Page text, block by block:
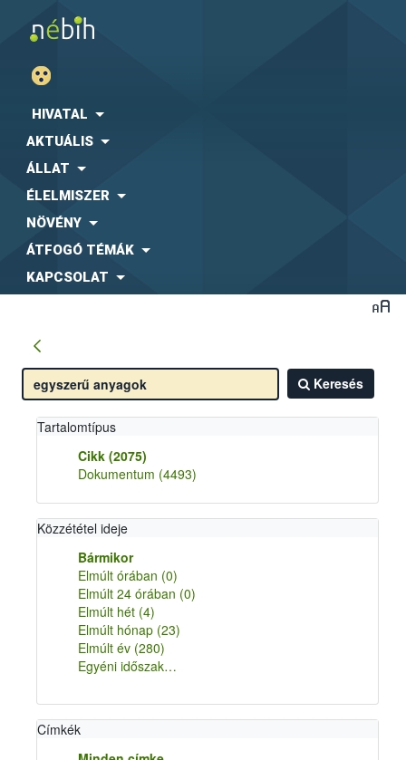
HIVATAL
AKTUÁLIS
ÁLLAT
ÉLELMISZER
NÖVÉNY
ÁTFOGÓ TÉMÁK
KAPCSOLAT
Keresés
Tartalomtípus
Cikk (2075)
Dokumentum (4493)
Közzététel ideje
Bármikor
Elmúlt órában (0)
Elmúlt 24 órában (0)
Elmúlt hét (4)
Elmúlt hónap (23)
Elmúlt év (280)
Egyéni időszak…
Címkék